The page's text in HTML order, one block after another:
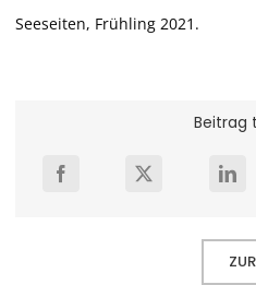
Seeseiten, Frühling 2021.
Beitrag